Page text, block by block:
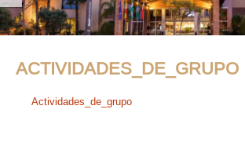
ACTIVIDADES_DE_GRUPO
Actividades_de_grupo